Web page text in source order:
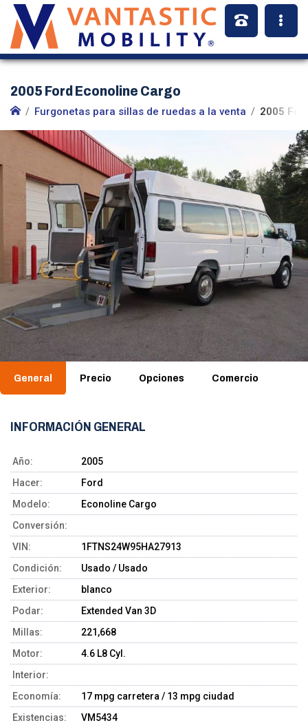
2005 Ford Econoline Cargo
Furgonetas para sillas de ruedas a la venta 2005
General Precio Opciones Comercio
INFORMACIÓN GENERAL
Año:
2005
Hacer:
Ford
Modelo:
Econoline Cargo
Conversión:
VIN:
1FTNS24W95HA27913
Condición:
Usado / Usado
Exterior:
blanco
Podar:
Extended Van 3D
Millas:
221,668
Motor:
4.6 L8 Cyl.
Interior:
Economía:
17 mpg carretera / 13 mpg ciudad
Existencias:
VM5434